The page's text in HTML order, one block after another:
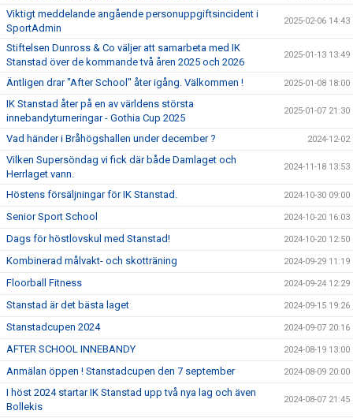
Viktigt meddelande angående personuppgiftsincident i
SportAdmin
2025-02-06 14:43
Stiftelsen Dunross & Co väljer att samarbeta med IK
Stanstad över de kommande två åren 2025 och 2026
2025-01-13 13:49
Äntligen drar "After School" åter igång. Välkommen ! 2025-01-08 18:00
IK Stanstad åter på en av världens största
innebandyturneringar - Gothia Cup 2025
2025-01-07 21:30
Vad händer i Bråhögshallen under december ? 2024-12-02
Vilken Supersöndag vi fick där både Damlaget och
Herrlaget vann.
2024-11-18 13:53
Höstens försäljningar för IK Stanstad. 2024-10-30 09:00
Senior Sport School 2024-10-20 16:03
Dags för höstlovskul med Stanstad! 2024-10-20 12:50
Kombinerad målvakt- och skotträning 2024-09-29 11:19
Floorball Fitness 2024-09-24 12:29
Stanstad är det bästa laget 2024-09-15 19:26
Stanstadcupen 2024 2024-09-07 20:16
AFTER SCHOOL INNEBANDY 2024-08-19 13:00
Anmälan öppen ! Stanstadcupen den 7 september 2024-08-09 20:00
I höst 2024 startar IK Stanstad upp två nya lag och även
Bollekis
2024-08-07 21:45